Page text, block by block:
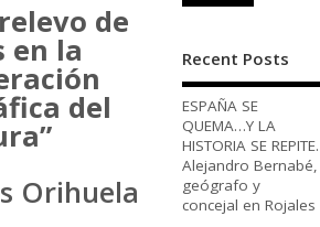
de
en la
del
Orihuela
Recent Posts
ESPAÑA SE
QUEMA…Y LA
HISTORIA SE REPITE.
Alejandro Bernabé,
geógrafo y
concejal en Rojales